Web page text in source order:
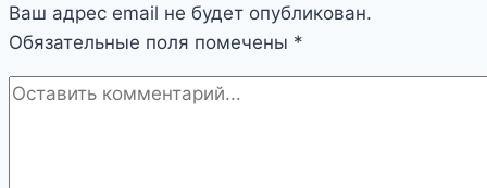
Ваш адрес email не будет опубликован.
Обязательные поля помечены *